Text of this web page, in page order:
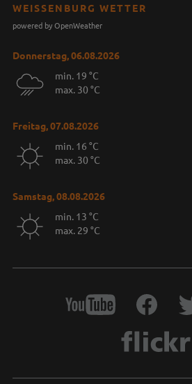
WEISSENBURG WETTER
powered by OpenWeather
Donnerstag, 06.08.2026
min. 19 °C
max. 30 °C
Freitag, 07.08.2026
min. 16 °C
max. 30 °C
Samstag, 08.08.2026
min. 13 °C
max. 29 °C